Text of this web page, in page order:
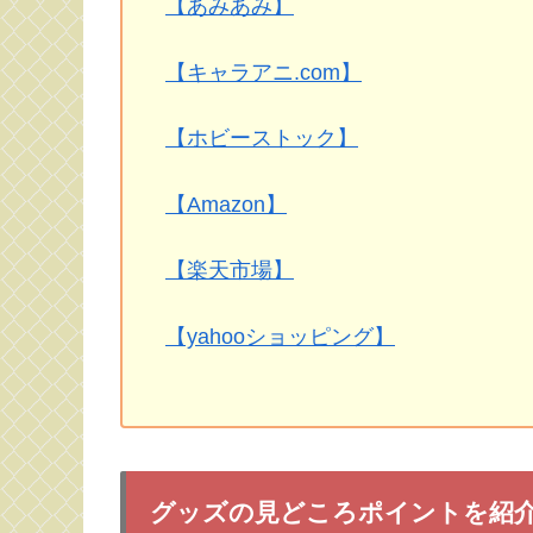
【あみあみ】
【キャラアニ.com】
【ホビーストック】
【Amazon】
【楽天市場】
【yahooショッピング】
グッズの見どころポイントを紹